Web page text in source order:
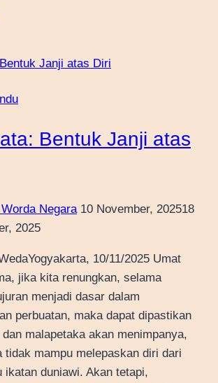
Bentuk Janji atas
Negara 10 November, 202518
2025
10/11/2025 Umat
jika kita renungkan, selama
menjadi dasar dalam
perbuatan, maka dapat dipastikan
dan malapetaka akan menimpanya,
tidak mampu melepaskan diri dari
ikatan duniawi. Akan tetapi,